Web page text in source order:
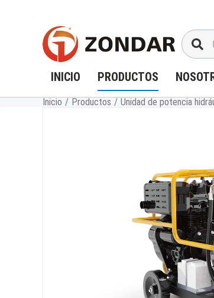
INICIO PRODUCTOS
Inicio / Productos / Unidad de potencia